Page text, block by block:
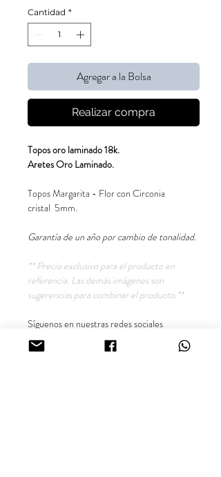
Cantidad *
Agregar a la Bolsa
Realizar compra
Topos oro laminado 18k.
Aretes Oro Laminado.
Topos Margarita - Flor con Circonia
cristal 5mm.
Garantía de un año por cambio de tonalidad.
** Precio exclusivo para el producto en
referencia. Las demás imágenes son
sugerencias para combinar el producto.**
Síguenos en nuestras redes sociales
@inara18k
Joyería Oro Laminado 18K, Calil -